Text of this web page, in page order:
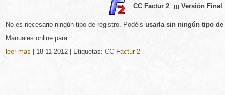
CC Factur 2 ¡¡¡ Versión Final
No es necesario ningún tipo de registro. Podéis usarla sin ningún tipo
Manuales online para:
leer mas
18-11-2012 Etiquetas: CC Factur 2